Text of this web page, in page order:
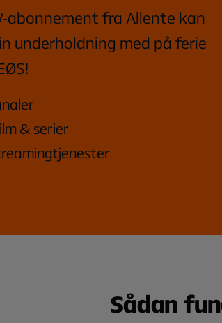
abonnement fra Allente kan
underholdning med på ferie
& serier
Sådan